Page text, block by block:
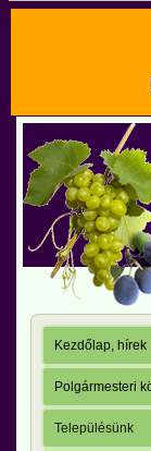
Kezdőlap, hírek
Polgármesteri
Településünk